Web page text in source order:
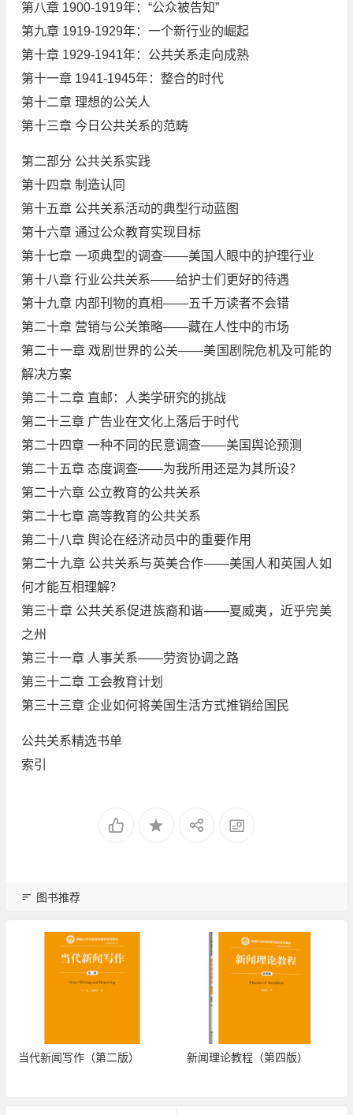
第八章 1900-1919年：“公众被告知”
第九章 1919-1929年：一个新行业的崛起
第十章 1929-1941年：公共关系走向成熟
第十一章 1941-1945年：整合的时代
第十二章 理想的公关人
第十三章 今日公共关系的范畴
第二部分 公共关系实践
第十四章 制造认同
第十五章 公共关系活动的典型行动蓝图
第十六章 通过公众教育实现目标
第十七章 一项典型的调查——美国人眼中的护理行业
第十八章 行业公共关系——给护士们更好的待遇
第十九章 内部刊物的真相——五千万读者不会错
第二十章 营销与公关策略——藏在人性中的市场
第二十一章 戏剧世界的公关——美国剧院危机及可能的
解决方案
第二十二章 直邮：人类学研究的挑战
第二十三章 广告业在文化上落后于时代
第二十四章 一种不同的民意调查——美国舆论预测
第二十五章 态度调查——为我所用还是为其所设？
第二十六章 公立教育的公共关系
第二十七章 高等教育的公共关系
第二十八章 舆论在经济动员中的重要作用
第二十九章 公共关系与英美合作——美国人和英国人如
何才能互相理解？
第三十章 公共关系促进族裔和谐——夏威夷，近乎完美
之州
第三十一章 人事关系——劳资协调之路
第三十二章 工会教育计划
第三十三章 企业如何将美国生活方式推销给国民
公共关系精选书单
索引
图书推荐
当代新闻写作（第二版） 新闻理论教程（第四版）